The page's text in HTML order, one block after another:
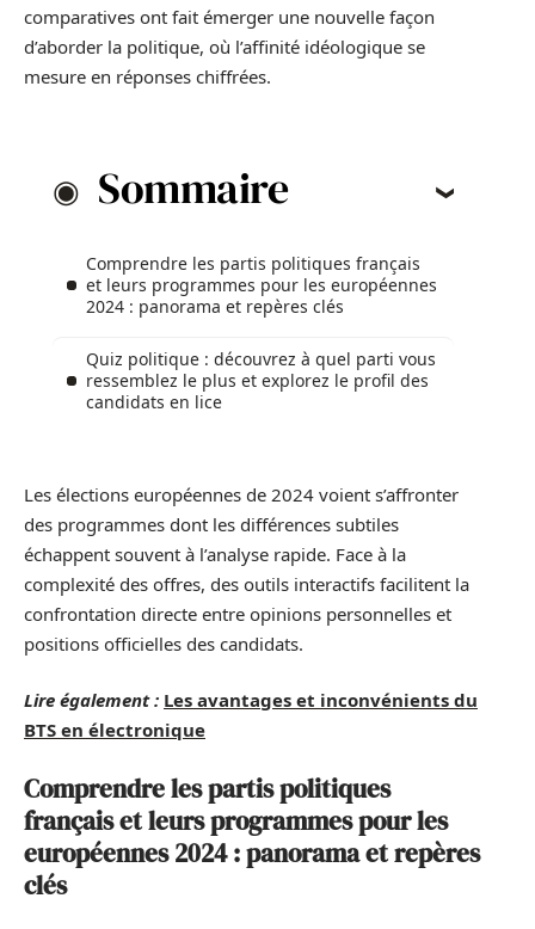
comparatives ont fait émerger une nouvelle façon
d’aborder la politique, où l’affinité idéologique se
mesure en réponses chiffrées.
Sommaire
Comprendre les partis politiques français
et leurs programmes pour les européennes
2024 : panorama et repères clés
Quiz politique : découvrez à quel parti vous
ressemblez le plus et explorez le profil des
candidats en lice
Les élections européennes de 2024 voient s’affronter
des programmes dont les différences subtiles
échappent souvent à l’analyse rapide. Face à la
complexité des offres, des outils interactifs facilitent la
confrontation directe entre opinions personnelles et
positions officielles des candidats.
Lire également : Les avantages et inconvénients du
BTS en électronique
Comprendre les partis politiques
français et leurs programmes pour les
européennes 2024 : panorama et repères
clés